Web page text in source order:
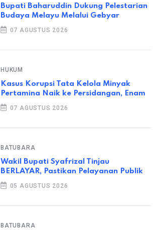
Bupati Baharuddin Dukung Pelestarian
Budaya Melayu Melalui Gebyar
07 AGUSTUS 2026
HUKUM
Kasus Korupsi Tata Kelola Minyak
Pertamina Naik ke Persidangan, Enam
07 AGUSTUS 2026
BATUBARA
Wakil Bupati Syafrizal Tinjau
BERLAYAR, Pastikan Pelayanan Publik
05 AGUSTUS 2026
BATUBARA